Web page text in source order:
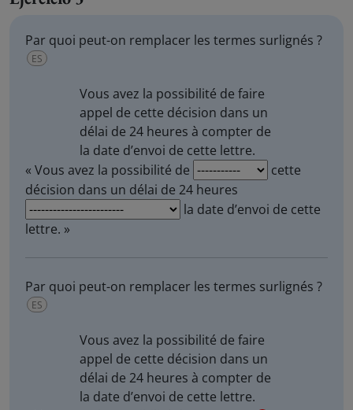
Par quoi peut-on remplacer les termes surlignés ?
ES
Vous avez la possibilité de faire
appel de cette décision dans un
délai de 24 heures à compter de
la date d’envoi de cette lettre.
« Vous avez la possibilité de
cette
décision dans un délai de 24 heures
la date d’envoi de cette
lettre. »
Par quoi peut-on remplacer les termes surlignés ?
ES
Vous avez la possibilité de faire
appel de cette décision dans un
délai de 24 heures à compter de
la date d’envoi de cette lettre.